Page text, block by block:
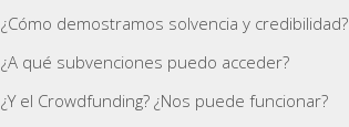
¿Cómo demostramos solvencia y credibilidad?
¿A qué subvenciones puedo acceder?
¿Y el Crowdfunding? ¿Nos puede funcionar?